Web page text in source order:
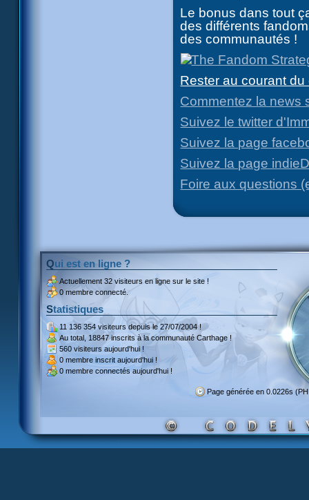
Le bonus dans tout
des différents
des communautés !
Rester au courant
Commentez la news
Suivez le twitter
Suivez la page
Suivez la page
Foire aux questions
Qui est en ligne ?
Actuellement 32 visiteurs en ligne sur le site !
0 membre connecté.
Statistiques
11 136 354 visiteursdepuis le 27/07/2004 !
Au total, 18847 inscritsà la communauté Carthage !
560 visiteurs aujourd'hui !
0 membre inscrit aujourd'hui !
0 membre connectés aujourd'hui !
Page générée en 0.0226s